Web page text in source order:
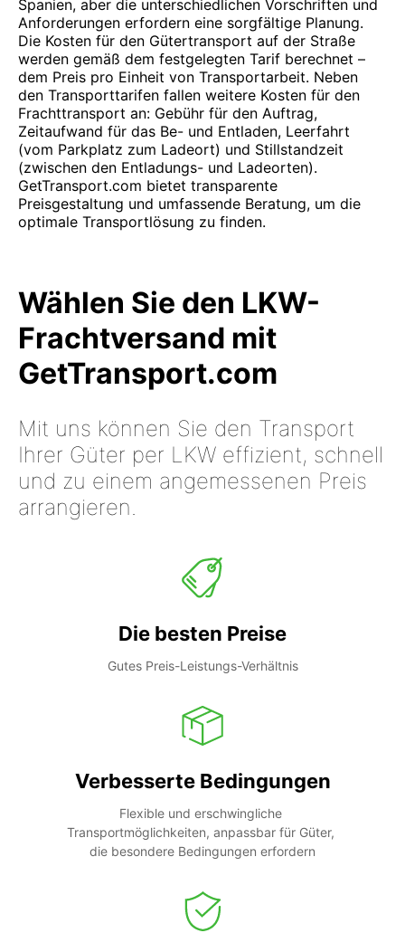
Spanien, aber die unterschiedlichen Vorschriften und
Anforderungen erfordern eine sorgfältige Planung.
Die Kosten für den Gütertransport auf der Straße
werden gemäß dem festgelegten Tarif berechnet –
dem Preis pro Einheit von Transportarbeit. Neben
den Transporttarifen fallen weitere Kosten für den
Frachttransport an: Gebühr für den Auftrag,
Zeitaufwand für das Be- und Entladen, Leerfahrt
(vom Parkplatz zum Ladeort) und Stillstandzeit
(zwischen den Entladungs- und Ladeorten).
GetTransport.com bietet transparente
Preisgestaltung und umfassende Beratung, um die
optimale Transportlösung zu finden.
Wählen Sie den LKW-
Frachtversand mit
GetTransport.com
Mit uns können Sie den Transport
Ihrer Güter per LKW effizient, schnell
und zu einem angemessenen Preis
arrangieren.
Die besten Preise
Gutes Preis-Leistungs-Verhältnis
Verbesserte Bedingungen
Flexible und erschwingliche
Transportmöglichkeiten, anpassbar für Güter,
die besondere Bedingungen erfordern